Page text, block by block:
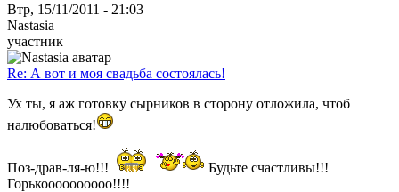
Втр, 15/11/2011 - 21:03
Nastasia
участник
Re: А вот и моя свадьба состоялась!
Ух ты, я аж готовку сырников в сторону отложила, чтоб
налюбоваться!
Поз-драв-ля-ю!!!
Будьте счастливы!!!
Горькоооооооооо!!!!